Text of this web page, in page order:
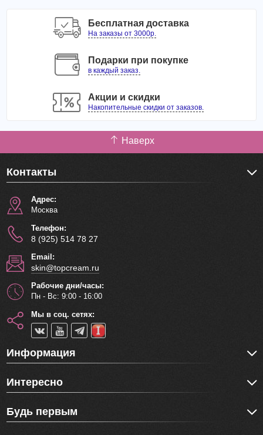
Бесплатная доставка
На заказы от 3000р.
Подарки при покупке
в каждый заказ.
Акции и скидки
Накопительные скидки от заказов.
Наверх
Контакты
Адрес:
Москва
Телефон:
8 (925) 514 78 27
Email:
skin@topcream.ru
Рабочие дни/часы:
Пн - Вс: 9:00 - 16:00
Мы в соц. сетях:
Информация
Интересно
Будь первым